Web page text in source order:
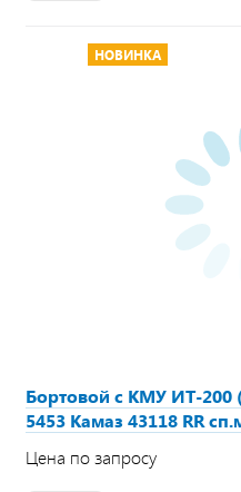
НОВИНКА
Бортовой с КМУ ИТ-200
5453 Камаз 43118 RR
Цена по запросу